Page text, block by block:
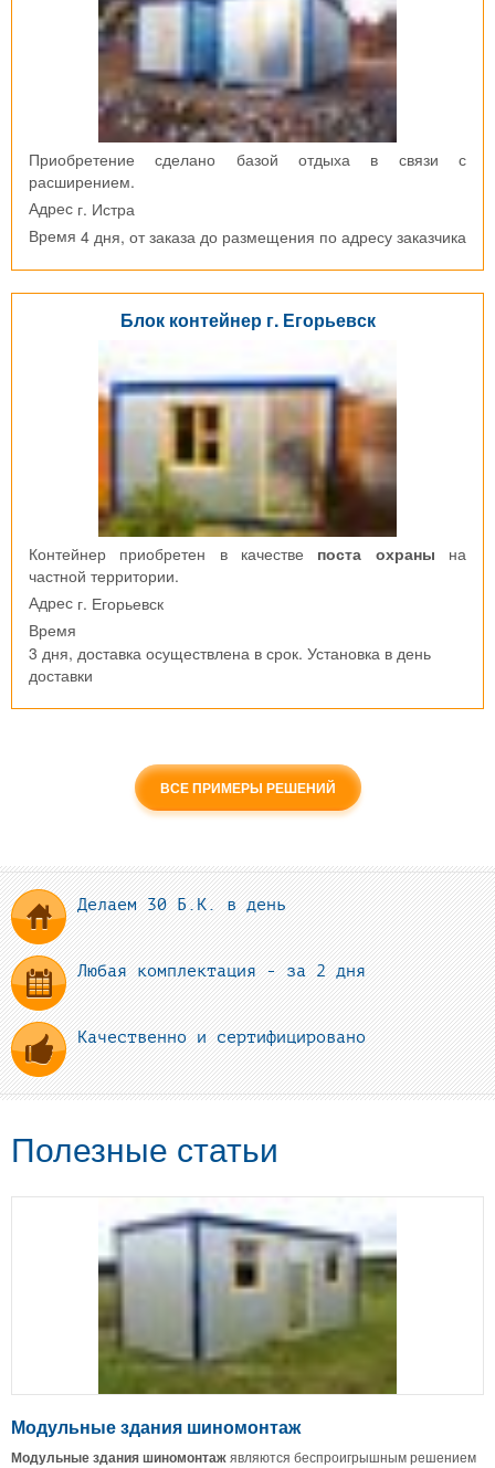
Приобретение сделано базой отдыха в связи с
расширением.
Адрес г. Истра
Время 4 дня, от заказа до размещения по адресу заказчика
Блок контейнер г. Егорьевск
Контейнер приобретен в качестве поста охраны на
частной территории.
Адрес г. Егорьевск
Время
3 дня, доставка осуществлена в срок. Установка в день
доставки
ВСЕ ПРИМЕРЫ РЕШЕНИЙ
Делаем 30 Б.К. в день
Любая комплектация - за 2 дня
Качественно и сертифицировано
Полезные статьи
Модульные здания шиномонтаж
Модульныезданияшиномонтажявляются беспроигрышным решением